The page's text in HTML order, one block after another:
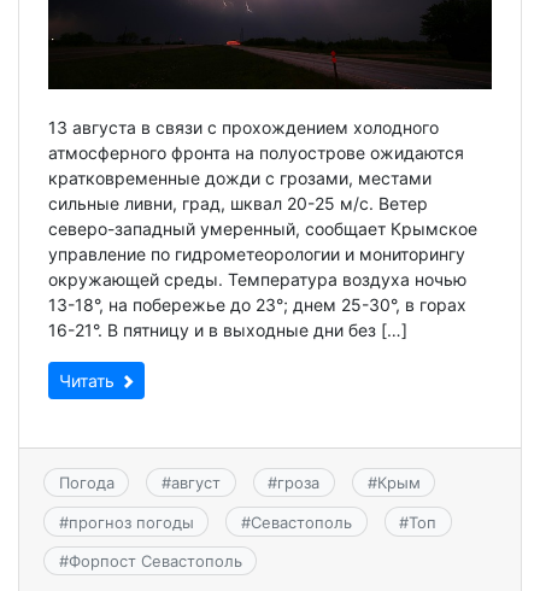
13 августа в связи с прохождением холодного
атмосферного фронта на полуострове ожидаются
кратковременные дожди с грозами, местами
сильные ливни, град, шквал 20-25 м/с. Ветер
северо-западный умеренный, сообщает Крымское
управление по гидрометеорологии и мониторингу
окружающей среды. Температура воздуха ночью
13-18°, на побережье до 23°; днем 25-30°, в горах
16-21°. В пятницу и в выходные дни без […]
Читать
Погода #август #гроза #Крым
#прогноз погоды #Севастополь #Топ
#Форпост Севастополь